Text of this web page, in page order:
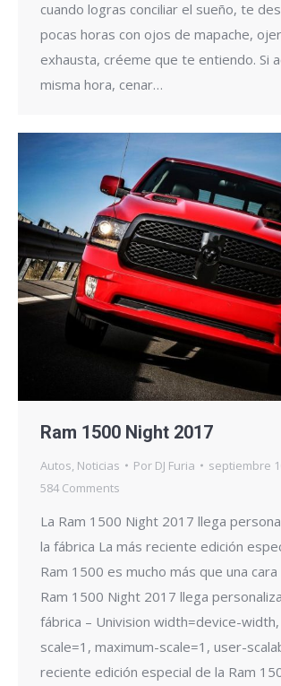
cuando logras conciliar el sueño, te
pocas horas con ojos de mapache,
exhausta, créeme que te entiendo. Si
misma hora, cenar…
Ram 1500 Night 2017
Autos, Noticias Por DJ Furia
septiembre
584 Comments
La Ram 1500 Night 2017 llega
la fábrica La más reciente edición
Ram 1500 es mucho más que una cara
Ram 1500 Night 2017 llega
fábrica – Univision width=device-
scale=1, maximum-scale=1, user-
reciente edición especial de la Ram